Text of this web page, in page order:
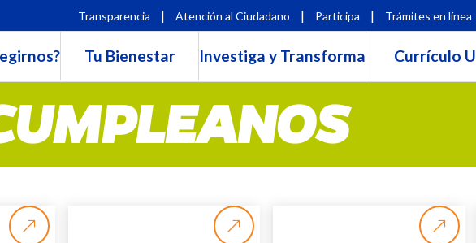
Transparencia | Atención al Ciudadano | Participa | Trámites en línea
Tu Bienestar Investiga y Transforma Currículo U